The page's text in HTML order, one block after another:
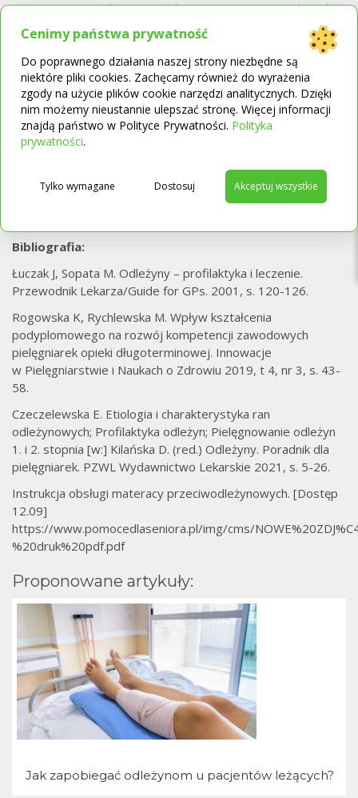
Nie da się oczywiście zmieniać pozycji pacjenta na siłę, jeśli
tego nie chce, ale opiekunowie powinni go do tego zachęcać
– jest to element pracy z leżącym pacjentem.
Warto tłumaczyć chorym, co wpływa na powstawanie
odleżyn, jak działa materac przeciwodleżynowy i jakie
korzyści idą za regularną zmianą pozycji ciała.
Na materac przeciwodleżynowy przysługuje również
refundacja w ramach Narodowego Funduszu Zdrowia,
więc warto starać się o jej uzyskanie. O to, jaki materac
przeciwodleżynowy wybrać, dobrze jest również zapytać
lekarza lub fizjoterapeutę, który doskonale wie, jak działa
materac przeciwodleżynowy wybrany przez nas,
Bibliografia:
Łuczak J, Sopata M. Odleżyny – profilaktyka i leczenie.
Przewodnik Lekarza/Guide for GPs. 2001, s. 120-126.
Rogowska K, Rychlewska M. Wpływ kształcenia
podyplomowego na rozwój kompetencji zawodowych
pielęgniarek opieki długoterminowej. Innowacje
w Pielęgniarstwie i Naukach o Zdrowiu 2019, t 4, nr 3, s. 43-
58.
Czeczelewska E. Etiologia i charakterystyka ran
odleżynowych; Profilaktyka odleżyn; Pielęgnowanie odleżyn
1. i 2. stopnia [w:] Kilańska D. (red.) Odleżyny. Poradnik dla
pielęgniarek. PZWL Wydawnictwo Lekarskie 2021, s. 5-26.
Instrukcja obsługi materacy przeciwodleżynowych. [Dostęp
12.09]
https://www.pomocedlaseniora.pl/img/cms/
%20druk%20pdf.pdf
Proponowane artykuły:
Jak zapobiegać odleżynom u pacjentów leżących?
Cenimy państwa prywatność
Do poprawnego działania naszej strony niezbędne są
niektóre pliki cookies. Zachęcamy również do wyrażenia
zgody na użycie plików cookie narzędzi analitycznych. Dzięki
nim możemy nieustannie ulepszać stronę. Więcej informacji
znajdą państwo w Polityce Prywatności. Polityka
prywatności.
Dostosuj
Tylko wymagane Akceptuj wszystkie